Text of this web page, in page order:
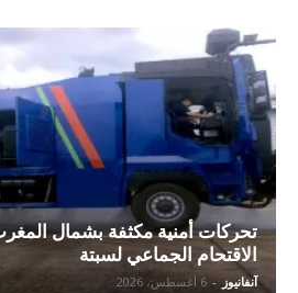
تحركات أمنية مكثفة بشمال
الاقتحام الجماعي لسبتة
آنفانيوز - 6 أغسطس، 2026